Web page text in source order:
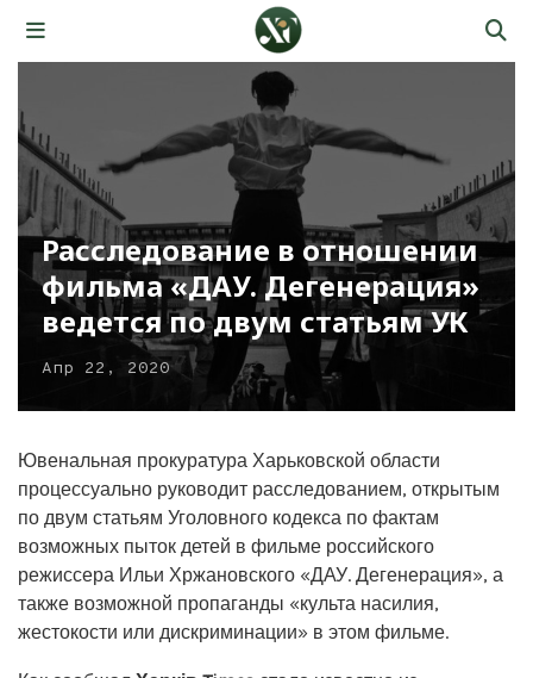
Расследование в отношении
фильма «ДАУ. Дегенерация»
ведется по двум статьям УК
Апр 22, 2020
Ювенальная прокуратура Харьковской области
процессуально руководит расследованием, открытым
по двум статьям Уголовного кодекса по фактам
возможных пыток детей в фильме российского
режиссера Ильи Хржановского «ДАУ. Дегенерация», а
также возможной пропаганды «культа насилия,
жестокости или дискриминации» в этом фильме.